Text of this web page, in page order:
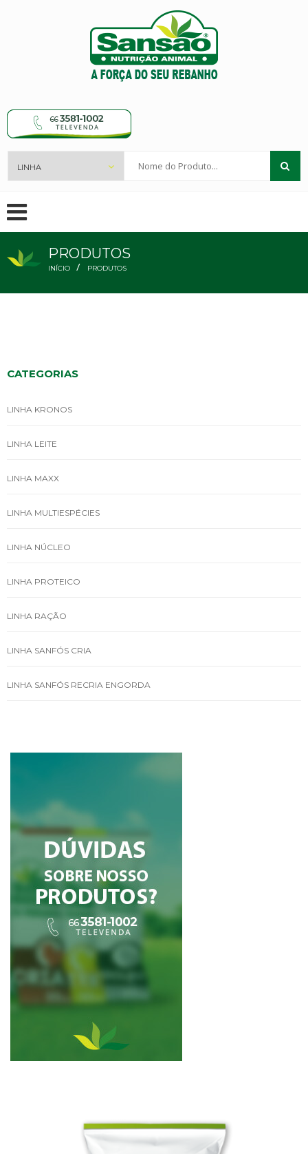
Produto...
PRODUTOS
INÍCIO / PRODUTOS
CATEGORIAS
LINHA KRONOS
LINHA LEITE
LINHA MAXX
LINHA MULTIESPÉCIES
LINHA NÚCLEO
LINHA PROTEICO
LINHA RAÇÃO
LINHA SANFÓS CRIA
LINHA SANFÓS RECRIA ENGORDA